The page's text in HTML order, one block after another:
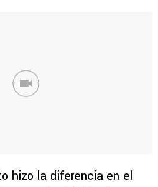
hizo la diferencia en el